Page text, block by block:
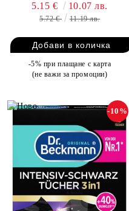
5.15 € 10.07 лв.
5.72 € 11.19 лв.
-5% при плащане с карта
(не важи за промоции)
-10%